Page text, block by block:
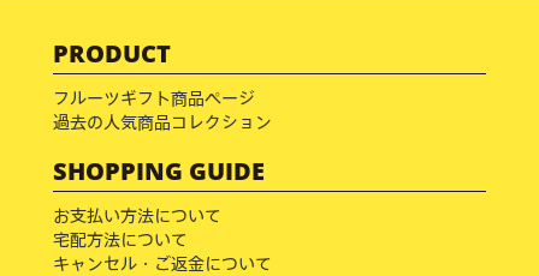
PRODUCT
フルーツギフト商品ページ
過去の人気商品コレクション
SHOPPING GUIDE
お支払い方法について
宅配方法について
キャンセル・ご返金について